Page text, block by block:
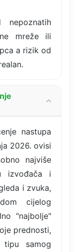
mreže ili
a rizik od
nastupa
2026. ovisi
najviše
izvođača i
i zvuka,
cijelog
"najbolje"
prednosti,
samog